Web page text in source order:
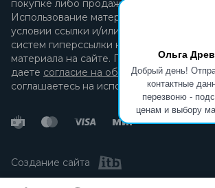
Ольга
Добрый день!
контактные
перезвоню -
ценам и выбору
покупке либо продаже каких-либо
Использование материалов
условии ссылки и/или прямой открытой
систем гиперссылки на
материала на сайте. Продолжая
даете согласие на обработку
соглашаетесь на использование файлов
Создание сайта